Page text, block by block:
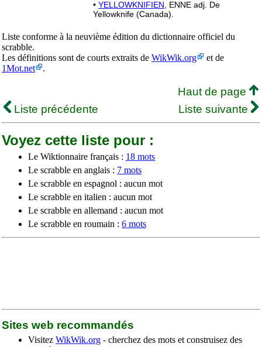
• YELLOWKNIFIEN,
ENNE adj. De
Yellowknife (Canada).
Liste conforme à la neuvième édition du dictionnaire officiel du
scrabble.
Les définitions sont de courts extraits de WikWik.org
et de
1Mot.net
.
Haut de page
Liste précédente
Liste suivante
Voyez cette liste pour :
Le Wiktionnaire français : 18 mots
Le scrabble en anglais : 7 mots
Le scrabble en espagnol : aucun mot
Le scrabble en italien : aucun mot
Le scrabble en allemand : aucun mot
Le scrabble en roumain : 6 mots
Sites web recommandés
Visitez WikWik.org - cherchez des mots et construisez des